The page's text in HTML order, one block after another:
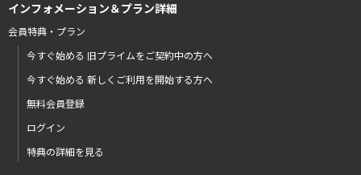
インフォメーション＆プラン詳細
会員特典・プラン
今すぐ始める 旧プライムをご契約中の方へ
今すぐ始める 新しくご利用を開始する方へ
無料会員登録
ログイン
特典の詳細を見る